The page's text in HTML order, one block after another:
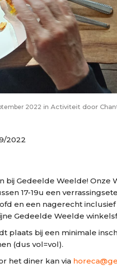
2022 in Activiteit door
2022
bij Gedeelde Weelde!
17-19u een
en een nagerecht
Gedeelde Weelde
plaats bij een minimale
(dus vol=vol).
het diner kan via